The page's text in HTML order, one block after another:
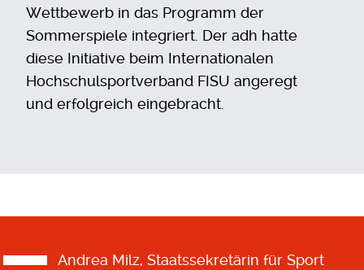
Wettbewerb in das Programm der
Sommerspiele integriert. Der adh hatte
diese Initiative beim Internationalen
Hochschulsportverband FISU angeregt
und erfolgreich eingebracht.
Andrea Milz, Staatssekretärin für Sport